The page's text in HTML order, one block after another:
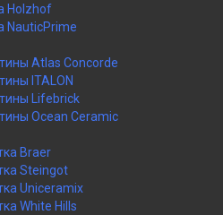
Holzhof
NauticPrime
Atlas Concorde
ITALON
Lifebrick
Ocean Ceramic
Braer
Steingot
Uniceramix
White Hills